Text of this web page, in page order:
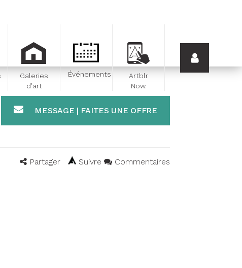
Galeries
d'art
Événements
Artblr
Now.
MESSAGE | FAITES UNE OFFRE
Partager Suivre Commentaires